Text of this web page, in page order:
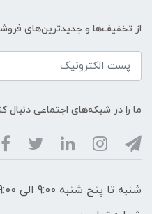
از تخفیف‌ها و جدیدترین‌های
ما را در شبکه‌های اجتماعی دنبال
شنبه تا پنج شنبه 9:00 الی 19:00